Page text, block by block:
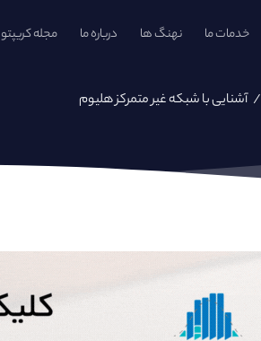
خدمات ما نهنگ ها درباره ما مجله کریپتو
/آشنایی با شبکه غیر متمرکز هلیوم